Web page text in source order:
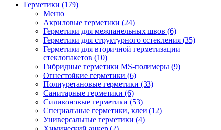
Герметики (179)
Меню
Акриловые герметики (24)
Герметики для межпанельных швов (6)
Герметики для структурного остекления (35)
Герметики для вторичной герметизации
стеклопакетов (10)
Гибридные герметики MS-полимеры (9)
Огнестойкие герметики (6)
Полиуретановые герметики (33)
Санитарные герметики (6)
Силиконовые герметики (53)
Специальные герметики, клеи (12)
Универсальные герметики (4)
Химический анкер (2)